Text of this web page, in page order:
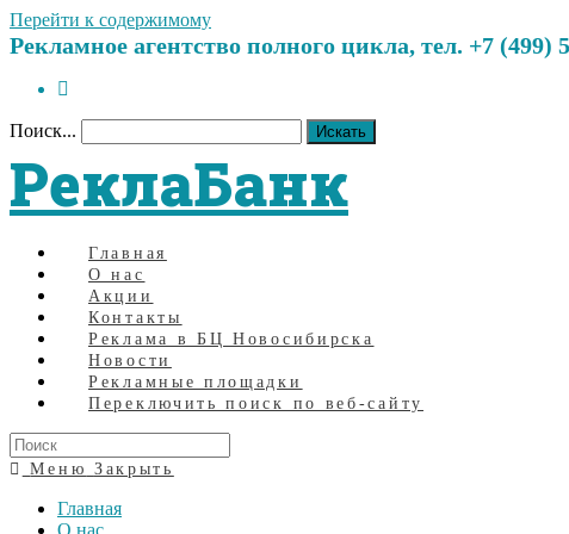
Перейти к содержимому
Рекламное агентство полного цикла, тел. +7
Поиск... Искать
РеклаБанк
Главная
О нас
Акции
Контакты
Реклама в БЦ Новосибирска
Новости
Рекламные площадки
Переключить поиск по веб-сайту
Меню Закрыть
Главная
О нас